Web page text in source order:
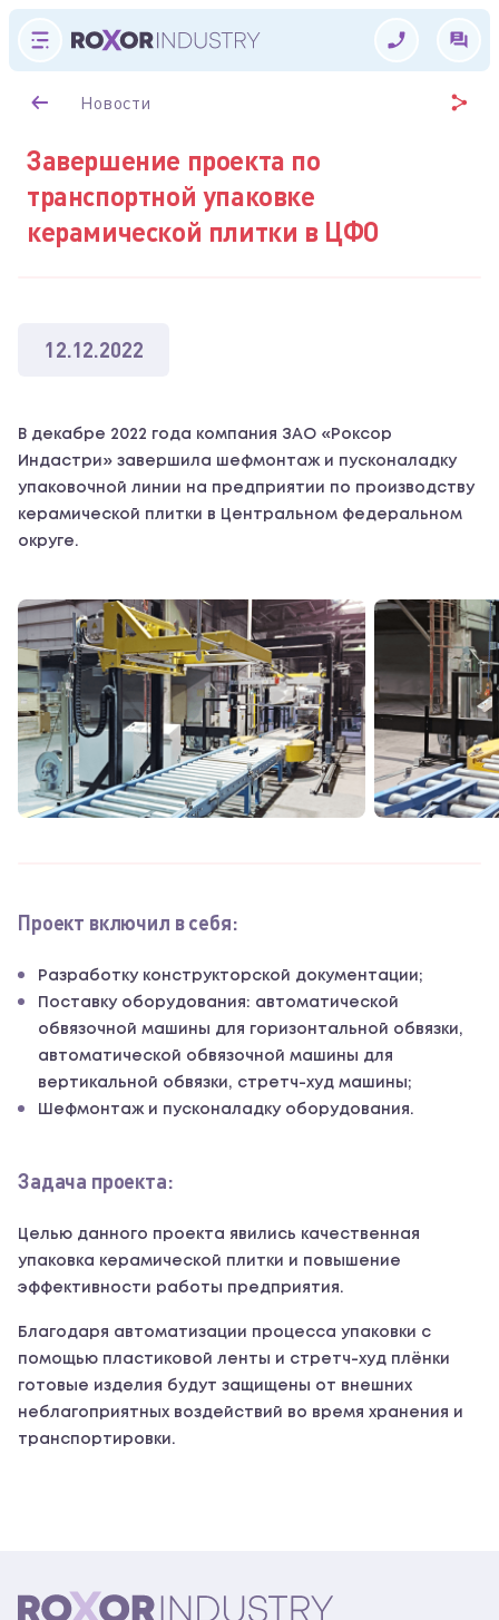
Новости
Завершение проекта по
транспортной упаковке
керамической плитки в ЦФО
12.12.2022
В декабре 2022 года компания ЗАО «Роксор
Индастри» завершила шефмонтаж и пусконаладку
упаковочной линии на предприятии по производству
керамической плитки в Центральном федеральном
округе.
Проект включил в себя:
Разработку конструкторской документации;
Поставку оборудования: автоматической
обвязочной машины для горизонтальной обвязки,
автоматической обвязочной машины для
вертикальной обвязки, стретч-худ машины;
Шефмонтаж и пусконаладку оборудования.
Задача проекта:
Целью данного проекта явились качественная
упаковка керамической плитки и повышение
эффективности работы предприятия.
Благодаря автоматизации процесса упаковки с
помощью пластиковой ленты и стретч-худ плёнки
готовые изделия будут защищены от внешних
неблагоприятных воздействий во время хранения и
транспортировки.